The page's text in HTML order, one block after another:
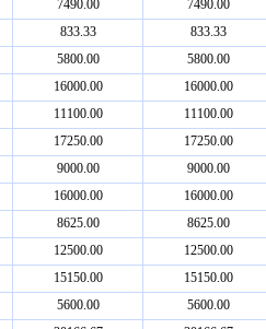
7490.00
7490.00
833.33
833.33
5800.00
5800.00
16000.00
16000.00
11100.00
11100.00
17250.00
17250.00
9000.00
9000.00
16000.00
16000.00
8625.00
8625.00
12500.00
12500.00
15150.00
15150.00
5600.00
5600.00